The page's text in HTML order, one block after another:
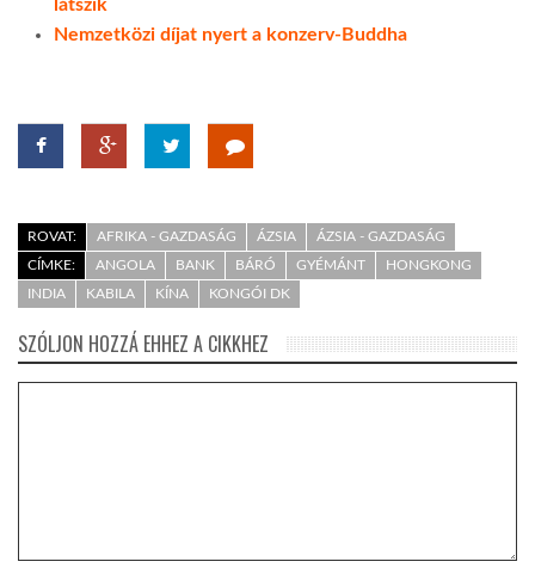
látszik
Nemzetközi díjat nyert a konzerv-Buddha
ROVAT: AFRIKA - GAZDASÁG ÁZSIA
ÁZSIA - GAZDASÁG
CÍMKE:
ANGOLA BANK BÁRÓ GYÉMÁNT
HONGKONG
INDIA
KABILA KÍNA KONGÓI DK
SZÓLJON HOZZÁ EHHEZ A CIKKHEZ